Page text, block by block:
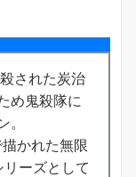
された炭治
め鬼殺隊に
描かれた無限
ーズとして